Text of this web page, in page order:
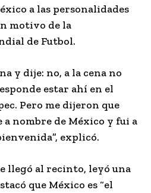
a las personalidades
motivo de la
de Futbol.
y dije: no, a la cena no
estar ahí en el
Pero me dijeron que
a nombre de México y fui a
explicó.
llegó al recinto, leyó una
que México es “el